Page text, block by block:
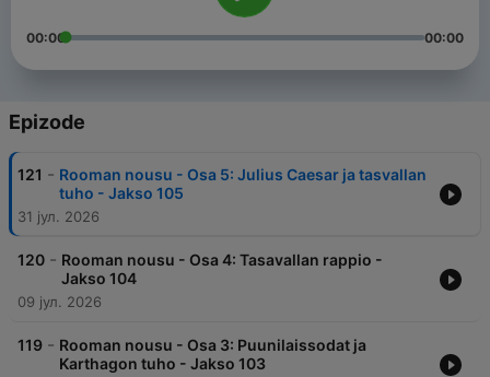
00:00 00:00
Epizode
121 - Rooman nousu - Osa 5: Julius Caesar ja tasvallan
tuho - Jakso 105
31 јул. 2026
120 - Rooman nousu - Osa 4: Tasavallan rappio -
Jakso 104
09 јул. 2026
119 - Rooman nousu - Osa 3: Puunilaissodat ja
Karthagon tuho - Jakso 103